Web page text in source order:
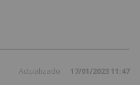
Actualizado 17/01/2023 11:47